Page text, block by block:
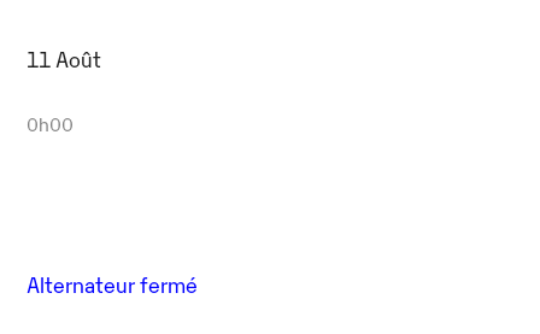
11 Août
0h00
Alternateur fermé